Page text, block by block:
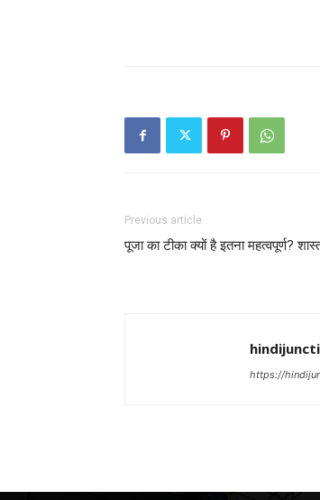
Previous article
पूजा का टीका क्यों है इतना महत्वपूर्ण?
https://